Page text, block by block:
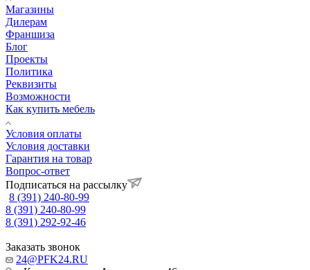
Магазины
Дилерам
Франшиза
Блог
Проекты
Политика
Реквизиты
Возможности
Как купить мебель
Условия оплаты
Условия доставки
Гарантия на товар
Вопрос-ответ
Подписаться на рассылку
8 (391) 240-80-99
8 (391) 240-80-99
8 (391) 292-92-46
Заказать звонок
24@PFK24.RU